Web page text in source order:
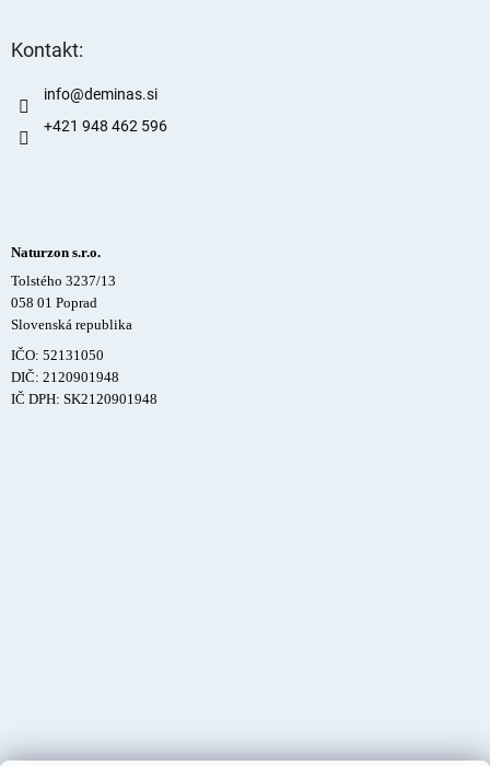
Kontakt:
info@deminas.si
+421 948 462 596
Naturzon s.r.o.
Tolstého 3237/13
058 01 Poprad
Slovenská republika
IČO: 52131050
DIČ: 2120901948
IČ DPH: SK2120901948